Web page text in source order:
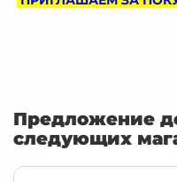
Предложение
следующих